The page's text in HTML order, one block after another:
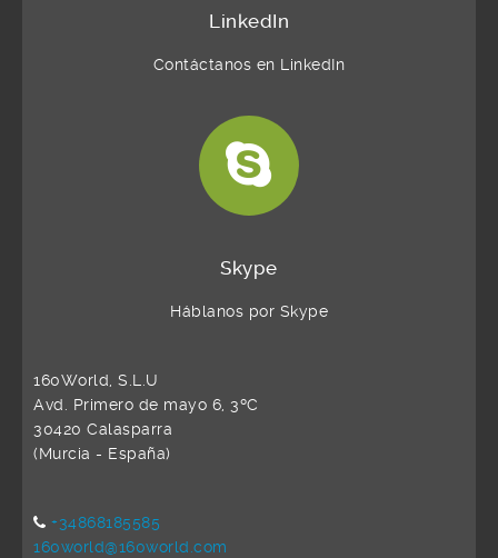
LinkedIn
Contáctanos en LinkedIn
Skype
Háblanos por Skype
160World, S.L.U
Avd. Primero de mayo 6, 3ºC
30420 Calasparra
(Murcia - España)
+34868185585
160world@160world.com